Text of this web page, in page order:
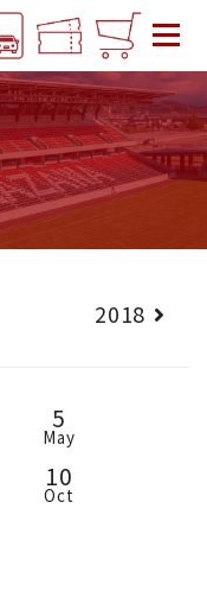
2018
5
May
10
Oct